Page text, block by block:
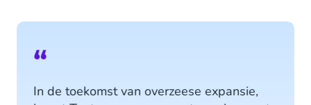
“
In de toekomst van overzeese expansie,